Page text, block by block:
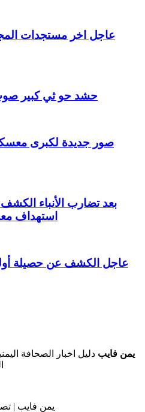
عاجل اخر مستجدات
حشد حو ثي كبير صوب
صور جديدة لكبرى
بعد تضارب الأنباء
استهداف
عاجل الكشف عن حصيلة
يمن فايب دليل اخبار الصحافة
© 2016- 2026 يمن فايب